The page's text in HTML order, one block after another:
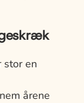
stor en
årene